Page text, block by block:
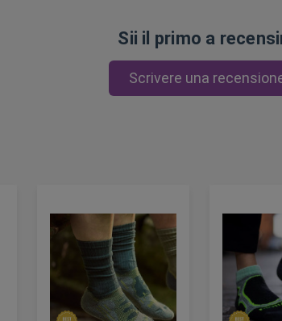
Sii il primo a
Scrivere una